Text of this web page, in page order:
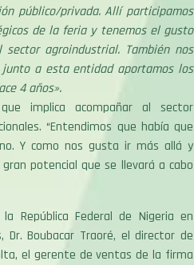
público/privada. Allí participamos
de la feria y tenemos el gusto
agroindustrial. También nos
junto a esta entidad aportamos los
4 años».
implica acompañar al sector
“Entendimos que había que
Y como nos gusta ir más allá y
potencial que se llevará a cabo
República Federal de Nigeria en
Dr. Boubacar Traoré, el director de
el gerente de ventas de la firma